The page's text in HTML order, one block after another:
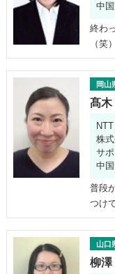
中
終わ
（笑
岡山
髙木
株
サ
中
普段
つけ
山口
柳澤